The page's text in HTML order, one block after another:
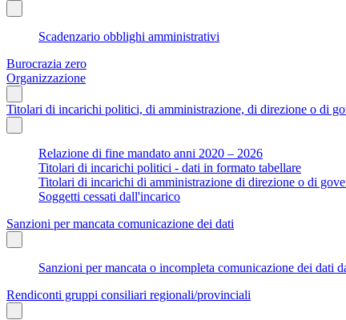
Scadenzario obblighi amministrativi
Burocrazia zero
Organizzazione
Titolari di incarichi politici, di amministrazione, di direzione o di
Relazione di fine mandato anni 2020 – 2026
Titolari di incarichi politici - dati in formato tabellare
Titolari di incarichi di amministrazione di direzione o di
Soggetti cessati dall'incarico
Sanzioni per mancata comunicazione dei dati
Sanzioni per mancata o incompleta comunicazione dei dati
Rendiconti gruppi consiliari regionali/provinciali